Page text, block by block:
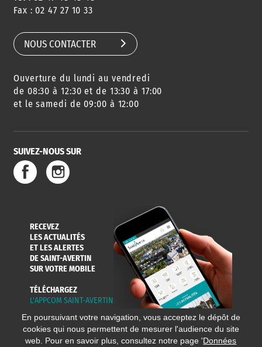
Fax : 02 47 27 10 33
NOUS CONTACTER
Ouverture du lundi au vendredi
de 08:30 à 12:30 et de 13:30 à 17:00
et le samedi de 09:00 à 12:00
SUIVEZ-NOUS SUR
RECEVEZ
LES ACTUALITÉS
ET LES ALERTES
DE SAINT-AVERTIN
SUR VOTRE MOBILE
TÉLÉCHARGEZ
L'APPCOM SAINT-AVERTIN
En poursuivant votre navigation, vous acceptez le dépôt de
cookies qui nous permettent de mesurer l'audience du site
web. Pour en savoir plus, consultez notre page 'Données